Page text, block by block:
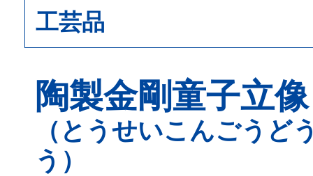
工芸品
陶製金剛童子立像
（とうせいこんごうど
う）